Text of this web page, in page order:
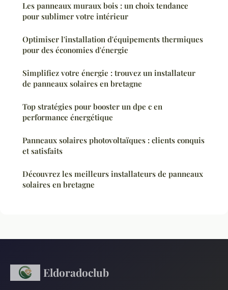
Les panneaux muraux bois : un choix tendance
pour sublimer votre intérieur
Optimiser l'installation d'équipements thermiques
pour des économies d'énergie
Simplifiez votre énergie : trouvez un installateur
de panneaux solaires en bretagne
Top stratégies pour booster un dpe c en
performance énergétique
Panneaux solaires photovoltaïques : clients conquis
et satisfaits
Découvrez les meilleurs installateurs de panneaux
solaires en bretagne
Eldoradoclub